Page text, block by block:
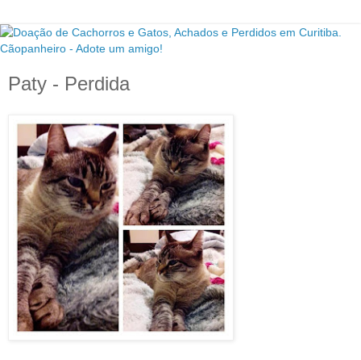
Paty - Perdida